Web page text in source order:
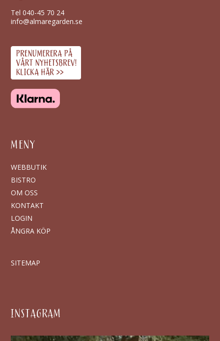
Tel040-45 70 24
info@almaregarden.se
MENY
WEBBUTIK
BISTRO
OM OSS
KONTAKT
LOGIN
ÅNGRA KÖP
SITEMAP
INSTAGRAM